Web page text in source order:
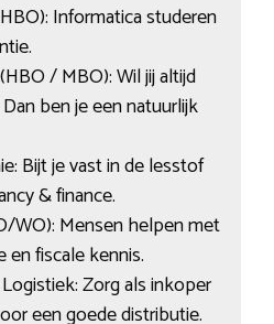
Informatica studeren
/ MBO): Wil jij altijd
ben je een natuurlijk
Bijt je vast in de lesstof
& finance.
WO): Mensen helpen met
en fiscale kennis.
Zorg als inkoper
een goede distributie.